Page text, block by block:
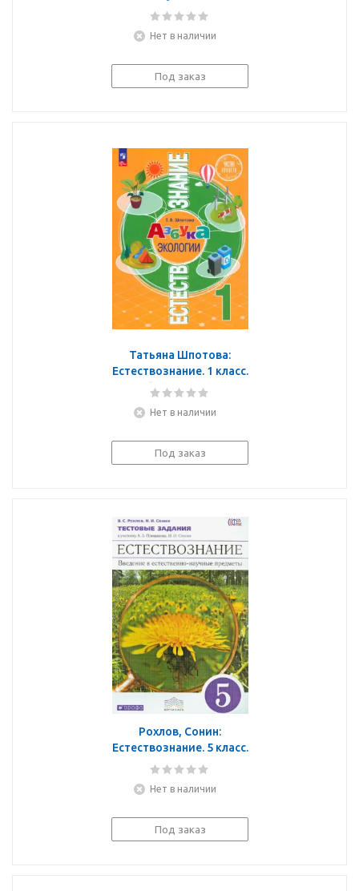
Естествознание. 5 класс.
ФГОС
Нет в наличии
Под заказ
Татьяна Шпотова:
Естествознание. 1 класс.
Азбука экологии.
Нет в наличии
Под заказ
Рохлов, Сонин:
Естествознание. 5 класс.
Тетрадь для оценки
ВЕРТИКАЛЬ. ФГОС
Нет в наличии
Под заказ